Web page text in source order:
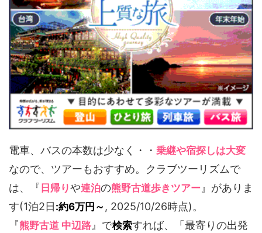
電車、バスの本数は少なく・・ 乗継や宿探しは大変
なので、ツアーもおすすめ。クラブツーリズムで
は、『 日帰りや連泊の熊野古道歩きツアー 』がありま
す(1泊2日 :約6万円～ , 2025/10/26時点)。
『熊野古道 中辺路 』で検索すれば、「最寄りの出発